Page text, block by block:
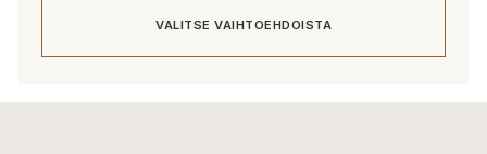
VALITSE VAIHTOEHDOISTA